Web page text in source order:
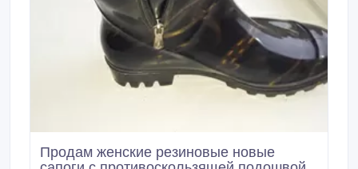
Продам женские резиновые новые